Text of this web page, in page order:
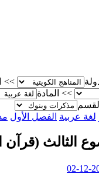
>>
>>
المادة
القسم
لغة عربية الفصل الأول
الثالث (قرآن